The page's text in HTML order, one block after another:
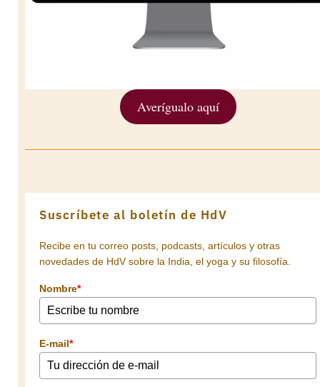
Averígualo aquí
Suscríbete al boletín de HdV
Recibe en tu correo posts, podcasts, artículos y otras
novedades de HdV sobre la India, el yoga y su filosofía.
Nombre*
E-mail*